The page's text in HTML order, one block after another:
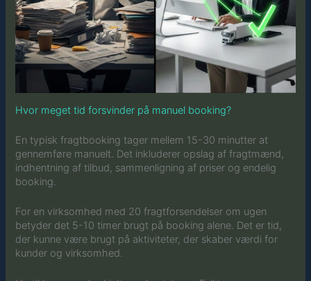
Hvor meget tid forsvinder på manuel booking?
En typisk fragtbooking tager mellem 15-30 minutter at
gennemføre manuelt. Det inkluderer opslag af fragtmænd,
indhentning af tilbud, sammenligning af priser og endelig
booking.
For en virksomhed med 20 fragtforsendelser om ugen
betyder det 5-10 timer brugt på booking alene. Det er tid,
der kunne være brugt på aktiviteter, der skaber værdi for
kunder og virksomhed.